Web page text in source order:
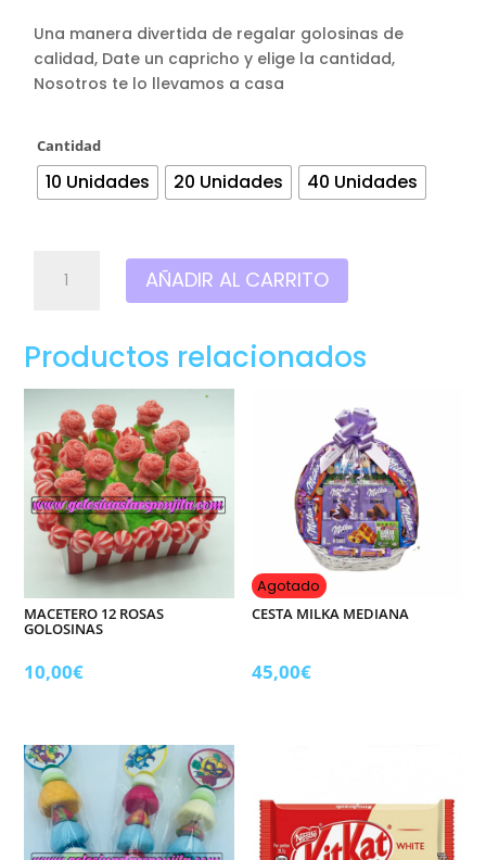
precios:
desde
1,00€
hasta
Una manera divertida de regalar golosinas de
calidad, Date un capricho y elige la cantidad,
Nosotros te lo llevamos a casa
Cantidad
10 Unidades 20 Unidades 40 Unidades
huevos
navideños
cantidad
AÑADIR AL CARRITO
Productos relacionados
MACETERO 12 ROSAS
GOLOSINAS
10,00€
Agotado
CESTA MILKA MEDIANA
45,00€